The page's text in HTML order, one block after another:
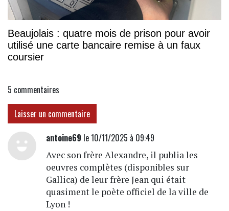
Beaujolais : quatre mois de prison pour avoir
utilisé une carte bancaire remise à un faux
coursier
5 commentaires
Laisser un commentaire
antoine69 le 10/11/2025 à 09:49
Avec son frère Alexandre, il publia les
oeuvres complètes (disponibles sur
Gallica) de leur frère Jean qui était
quasiment le poète officiel de la ville de
Lyon !